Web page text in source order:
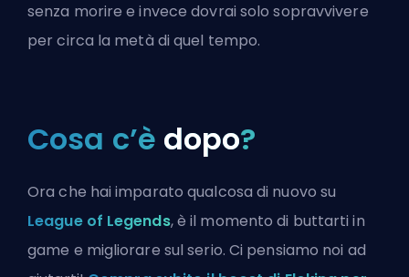
senza morire e invece dovrai solo sopravvivere
per circa la metà di quel tempo.
Cosa c’è dopo?
Ora che hai imparato qualcosa di nuovo su
League of Legends, è il momento di buttarti in
game e migliorare sul serio. Ci pensiamo noi ad